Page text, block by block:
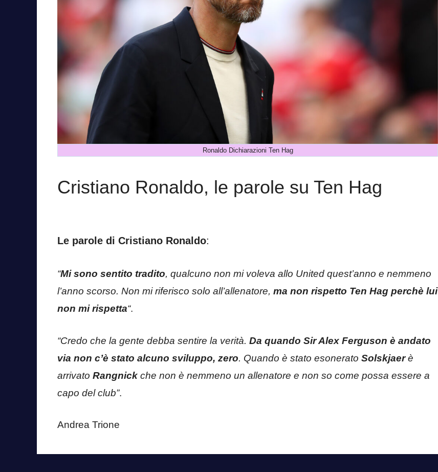
Ronaldo Dichiarazioni Ten Hag
Cristiano Ronaldo, le parole su Ten Hag
Le parole di Cristiano Ronaldo:
“Mi sono sentito tradito, qualcuno non mi voleva allo United quest’anno e nemmeno
l’anno scorso. Non mi riferisco solo all’allenatore, ma non rispetto Ten Hag perchè lui
non mi rispetta“.
“Credo che la gente debba sentire la verità. Da quando Sir Alex Ferguson è andato
via non c’è stato alcuno sviluppo, zero. Quando è stato esonerato Solskjaerè
arrivato Rangnick che non è nemmeno un allenatore e non so come possa essere a
capo del club”.
Andrea Trione